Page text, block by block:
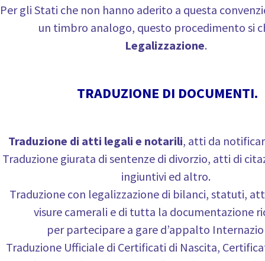
Per gli Stati che non hanno aderito a questa
un timbro analogo, questo procedimento si
Legalizzazione.
TRADUZIONE DI DOCUMENTI.
Traduzione di atti legali e notarili, atti da
Traduzione giurata di sentenze di divorzio, atti di
ingiuntivi ed altro.
Traduzione con legalizzazione di bilanci, statuti,
visure camerali e di tutta la documentazione
per partecipare a gare d’appalto
Traduzione Ufficiale di Certificati di Nascita,